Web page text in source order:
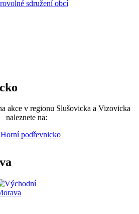
akce v regionu Slušovicka a Vizovicka
naleznete na: